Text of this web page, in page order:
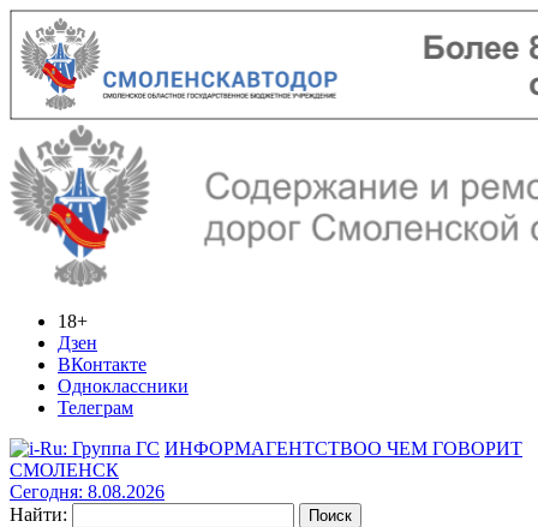
18+
Дзен
ВКонтакте
Одноклассники
Телеграм
ИНФОРМАГЕНТСТВОО ЧЕМ ГОВОРИТ
СМОЛЕНСК
Сегодня: 8.08.2026
Найти: